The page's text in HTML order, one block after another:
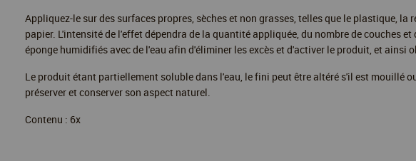
Appliquez-le sur des surfaces propres, sèches et non grasses, telles que le plastique,
papier. L'intensité de l'effet dépendra de la quantité appliquée, du nombre de couches
éponge humidifiés avec de l'eau afin d'éliminer les excès et d'activer le produit, et
Le produit étant partiellement soluble dans l'eau, le fini peut être altéré s'il est mouillé
préserver et conserver son aspect naturel.
Contenu : 6x